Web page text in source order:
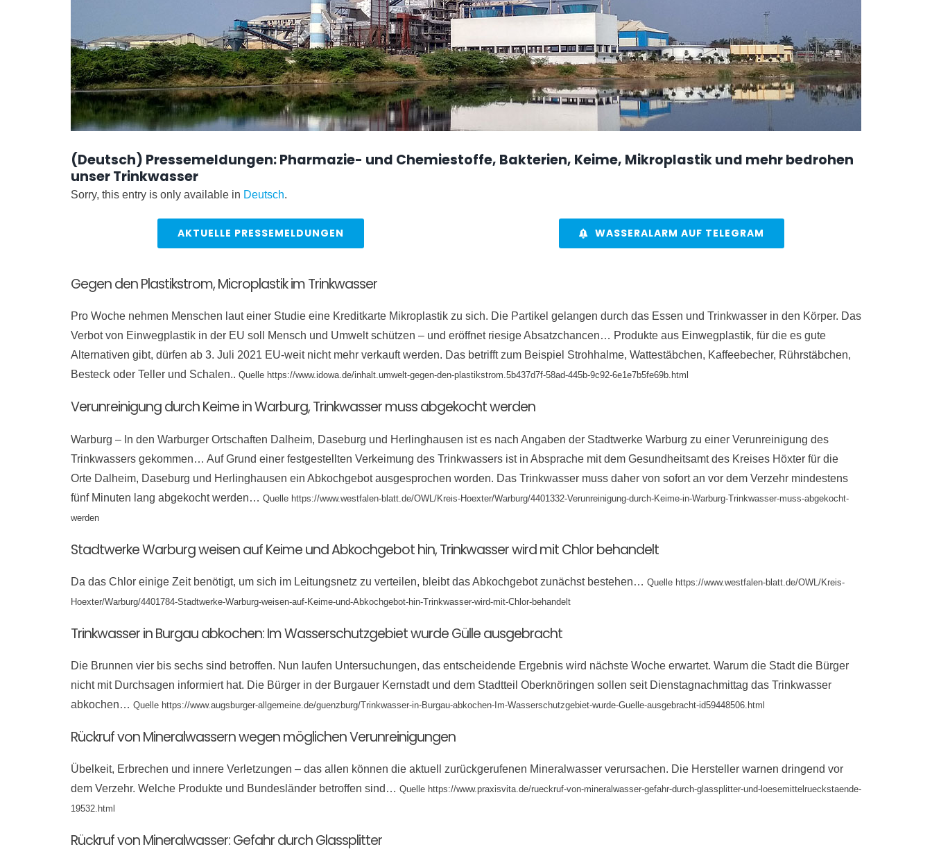
(Deutsch) Pressemeldungen: Pharmazie- und Chemiestoffe, Bakterien, Keime, Mikroplastik und mehr bedrohen
unser Trinkwasser
Sorry, this entry is only available in Deutsch.
AKTUELLE PRESSEMELDUNGEN WASSERALARM AUF TELEGRAM
Gegen den Plastikstrom, Microplastik im Trinkwasser
Pro Woche nehmen Menschen laut einer Studie eine Kreditkarte Mikroplastik zu sich. Die Partikel gelangen durch das Essen und Trinkwasser in den Körper. Das
Verbot von Einwegplastik in der EU soll Mensch und Umwelt schützen – und eröffnet riesige Absatzchancen… Produkte aus Einwegplastik, für die es gute
Alternativen gibt, dürfen ab 3. Juli 2021 EU-weit nicht mehr verkauft werden. Das betrifft zum Beispiel Strohhalme, Wattestäbchen, Kaffeebecher, Rührstäbchen,
Besteck oder Teller und Schalen.. Quelle https://www.idowa.de/inhalt.umwelt-gegen-den-plastikstrom.5b437d7f-58ad-445b-9c92-6e1e7b5fe69b.html
Verunreinigung durch Keime in Warburg, Trinkwasser muss abgekocht werden
Warburg – In den Warburger Ortschaften Dalheim, Daseburg und Herlinghausen ist es nach Angaben der Stadtwerke Warburg zu einer Verunreinigung des
Trinkwassers gekommen… Auf Grund einer festgestellten Verkeimung des Trinkwassers ist in Absprache mit dem Gesundheitsamt des Kreises Höxter für die
Orte Dalheim, Daseburg und Herlinghausen ein Abkochgebot ausgesprochen worden. Das Trinkwasser muss daher von sofort an vor dem Verzehr mindestens
fünf Minuten lang abgekocht werden… Quelle https://www.westfalen-blatt.de/OWL/Kreis-Hoexter/Warburg/4401332-Verunreinigung-durch-Keime-in-Warburg-Trinkwasser-muss-abgekocht-
werden
Stadtwerke Warburg weisen auf Keime und Abkochgebot hin, Trinkwasser wird mit Chlor behandelt
Da das Chlor einige Zeit benötigt, um sich im Leitungsnetz zu verteilen, bleibt das Abkochgebot zunächst bestehen… Quelle https://www.westfalen-blatt.de/OWL/Kreis-
Hoexter/Warburg/4401784-Stadtwerke-Warburg-weisen-auf-Keime-und-Abkochgebot-hin-Trinkwasser-wird-mit-Chlor-behandelt
Trinkwasser in Burgau abkochen: Im Wasserschutzgebiet wurde Gülle ausgebracht
Die Brunnen vier bis sechs sind betroffen. Nun laufen Untersuchungen, das entscheidende Ergebnis wird nächste Woche erwartet. Warum die Stadt die Bürger
nicht mit Durchsagen informiert hat. Die Bürger in der Burgauer Kernstadt und dem Stadtteil Oberknöringen sollen seit Dienstagnachmittag das Trinkwasser
abkochen… Quelle https://www.augsburger-allgemeine.de/guenzburg/Trinkwasser-in-Burgau-abkochen-Im-Wasserschutzgebiet-wurde-Guelle-ausgebracht-id59448506.html
Rückruf von Mineralwassern wegen möglichen Verunreinigungen
Übelkeit, Erbrechen und innere Verletzungen – das allen können die aktuell zurückgerufenen Mineralwasser verursachen. Die Hersteller warnen dringend vor
dem Verzehr. Welche Produkte und Bundesländer betroffen sind… Quelle https://www.praxisvita.de/rueckruf-von-mineralwasser-gefahr-durch-glassplitter-und-loesemittelrueckstaende-
19532.html
Rückruf von Mineralwasser: Gefahr durch Glassplitter